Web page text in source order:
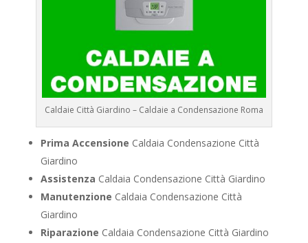
Caldaie Città Giardino – Caldaie a Condensazione Roma
Prima Accensione Caldaia Condensazione Città
Giardino
Assistenza Caldaia Condensazione Città Giardino
Manutenzione Caldaia Condensazione Città
Giardino
Riparazione Caldaia Condensazione Città Giardino